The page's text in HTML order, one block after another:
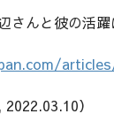
さんと彼の活躍
）